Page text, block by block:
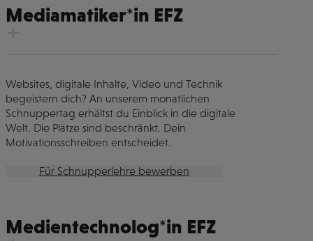
Mediamatiker*in EFZ
Websites, digitale Inhalte, Video und Technik
begeistern dich? An unserem monatlichen
Schnuppertag erhältst du Einblick in die digitale
Welt. Die Plätze sind beschränkt. Dein
Motivationsschreiben entscheidet.
Für Schnupperlehre bewerben
Medientechnolog*in EFZ